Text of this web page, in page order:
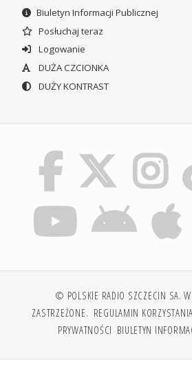
Biuletyn Informacji Publicznej
Posłuchaj teraz
Logowanie
DUŻA CZCIONKA
DUŻY KONTRAST
© POLSKIE RADIO SZCZECIN SA.
ZASTRZEŻONE. REGULAMIN
PRYWATNOŚCI BIULETYN